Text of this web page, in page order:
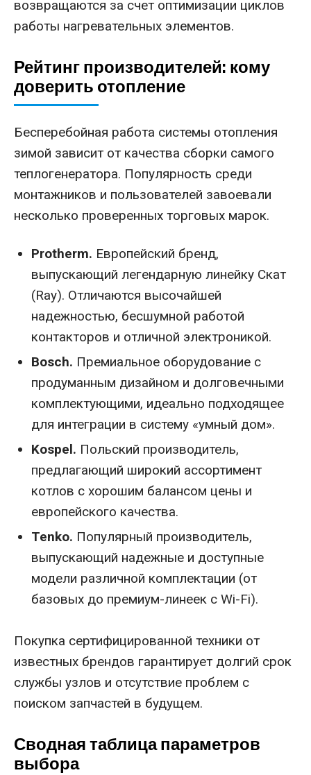
возвращаются за счет оптимизации циклов
работы нагревательных элементов.
Рейтинг производителей: кому
доверить отопление
Бесперебойная работа системы отопления
зимой зависит от качества сборки самого
теплогенератора. Популярность среди
монтажников и пользователей завоевали
несколько проверенных торговых марок.
Protherm. Европейский бренд,
выпускающий легендарную линейку Скат
(Ray). Отличаются высочайшей
надежностью, бесшумной работой
контакторов и отличной электроникой.
Bosch. Премиальное оборудование с
продуманным дизайном и долговечными
комплектующими, идеально подходящее
для интеграции в систему «умный дом».
Kospel. Польский производитель,
предлагающий широкий ассортимент
котлов с хорошим балансом цены и
европейского качества.
Tenko. Популярный производитель,
выпускающий надежные и доступные
модели различной комплектации (от
базовых до премиум-линеек с Wi-Fi).
Покупка сертифицированной техники от
известных брендов гарантирует долгий срок
службы узлов и отсутствие проблем с
поиском запчастей в будущем.
Сводная таблица параметров
выбора